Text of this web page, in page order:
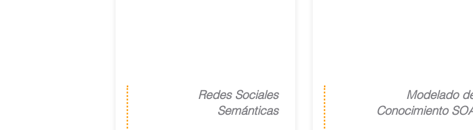
Redes Sociales
Semánticas
Modelado
Conocimiento